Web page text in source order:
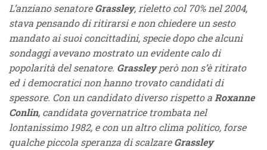
L’anziano senatoreGrassley, rieletto col 70% nel 2004,
stava pensando di ritirarsi e non chiedere un sesto
mandato ai suoi concittadini, specie dopo che alcuni
sondaggi avevano mostrato un evidente calo di
popolarità del senatore. Grassleyperò non s’è ritirato
ed i democratici non hanno trovato candidati di
spessore. Con un candidato diverso rispetto a Roxanne
Conlin, candidata governatrice trombata nel
lontanissimo 1982, e con un altro clima politico, forse
qualche piccola speranza di scalzareGrassley